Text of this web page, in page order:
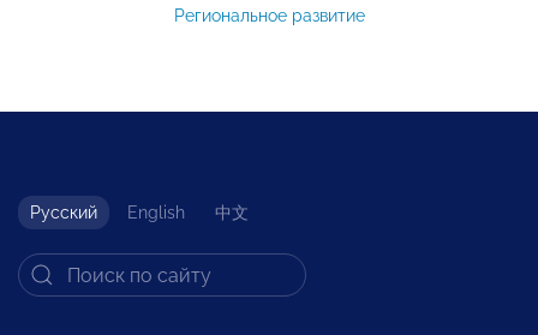
Региональное развитие
Русский English 中文